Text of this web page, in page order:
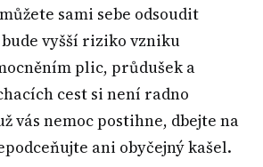
sami sebe odsoudit
bude vyšší riziko vzniku
plic, průdušek a
cest si není radno
vás nemoc postihne, dbejte na
ani obyčejný kašel.